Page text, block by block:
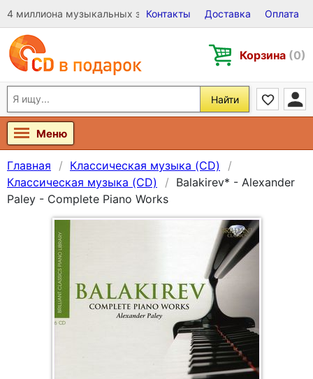
4 миллиона музыкальных записей на Виниле, CD и DVD
Контакты Доставка Оплата
Корзина (0)
Найти
Меню
Главная
Классическая музыка (CD)
Классическая музыка (CD)
Balakirev* - Alexander
Paley - Complete Piano Works